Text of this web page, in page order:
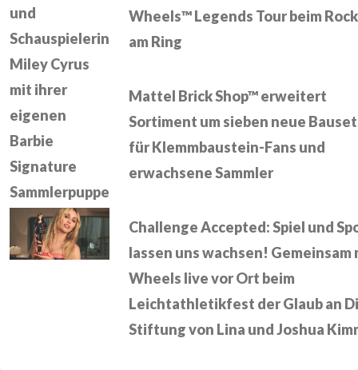
und
Schauspielerin
Miley Cyrus
mit ihrer
eigenen
Barbie
Signature
Sammlerpuppe
Wheels™ Legends Tour beim Rock
am Ring
Mattel Brick Shop™ erweitert
Sortiment um sieben neue
für Klemmbaustein-Fans und
erwachsene Sammler
Challenge Accepted: Spiel und
lassen uns wachsen! Gemeinsam
Wheels live vor Ort beim
Leichtathletikfest der Glaub an
Stiftung von Lina und Joshua